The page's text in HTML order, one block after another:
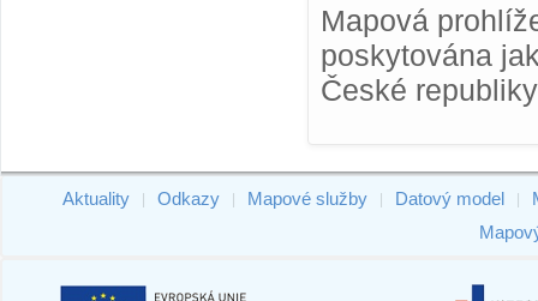
Mapová
poskytována
České
Aktuality Odkazy Mapové služby Datový model